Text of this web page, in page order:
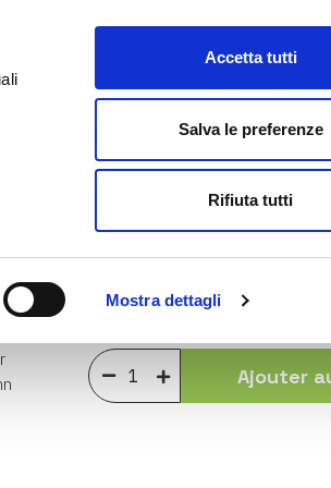
Mostra dettagli
Accetta tutti
Salva le preferenze
Rifiuta tutti
Service Clients
Achetez ce produit
Ajouter